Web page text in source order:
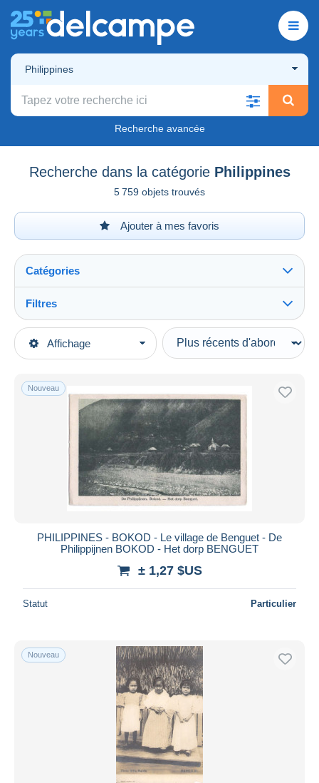
Philippines
Recherche avancée
Recherche dans la catégorie Philippines
5 759 objets trouvés
Ajouter à mes favoris
Affichage
Catégories
Catégories principales
Asie
Philippines
Filtres
Types de vente
En cours
Prix fixes
Enchères avec offres
Enchères sans offres
Maisons de vente
Toutes les durées
depuis
jours
Prix
Uniquement en réduction
Livraison gratuite
Méthodes de paiement
Virement bancaire
Mastercard
Nouveau
PHILIPPINES - BOKOD - Le village de Benguet - De
Philippijnen BOKOD - Het dorp BENGUET
± 1,27 $US
Statut Particulier
Nouveau